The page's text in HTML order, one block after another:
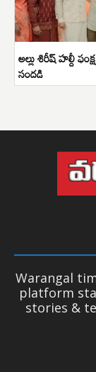
అల్లు శిరీష్ హల్దీ
సందడి
Warangal
platform
stories &